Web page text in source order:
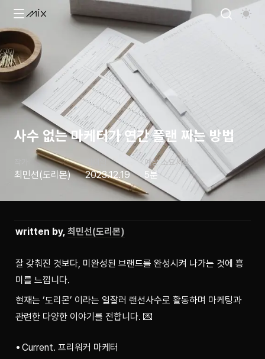
사수 없는 마케터가 연간 플랜 짜는 방법
최민선(도리몬) 2023.12.19
예상 소요시간
5분
written by, 최민선(도리몬)
잘 갖춰진 것보다, 미완성된 브랜드를 완성시켜 나가는 것에 흥
미를 느낍니다.
현재는 ‘도리몬’ 이라는 일잘러 랜선사수로 활동하며 마케팅과
관련한 다양한 이야기를 전합니다. 💌
Current. 프리워커 마케터